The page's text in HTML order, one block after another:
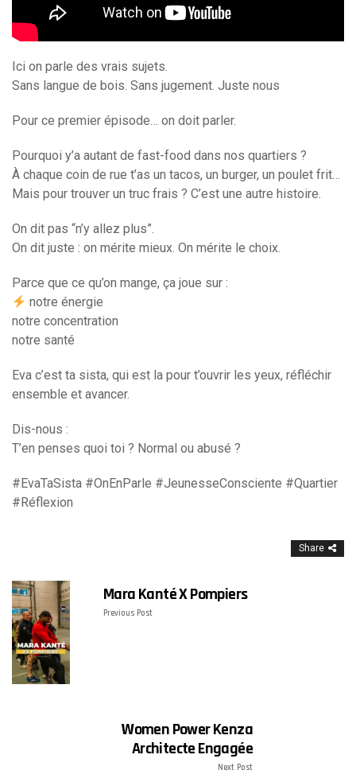
Ici on parle des vrais sujets.
Sans langue de bois. Sans jugement. Juste nous
Pour ce premier épisode… on doit parler.
Pourquoi y’a autant de fast-food dans nos quartiers ?
À chaque coin de rue t’as un tacos, un burger, un poulet frit…
Mais pour trouver un truc frais ? C’est une autre histoire.
On dit pas “n’y allez plus”.
On dit juste : on mérite mieux. On mérite le choix.
Parce que ce qu’on mange, ça joue sur :
notre énergie
notre concentration
notre santé
Eva c’est ta sista, qui est la pour t’ouvrir les yeux, réfléchir
ensemble et avancer.
Dis-nous :
T’en penses quoi toi ? Normal ou abusé ?
#EvaTaSista #OnEnParle #JeunesseConsciente #Quartier
#Réflexion
Share
Mara Kanté X Pompiers
Previous Post
Women Power Kenza
Architecte Engagée
Next Post